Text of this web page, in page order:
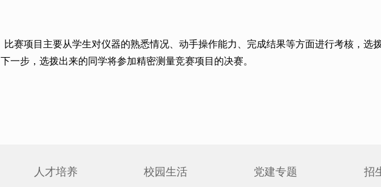
比赛项目主要从学生对仪器的熟悉情况、动手操作能力、完成结果等方面进行考核，选
下一步，选拨出来的同学将参加精密测量竞赛项目的决赛。
人才培养 校园生活 党建专题 招